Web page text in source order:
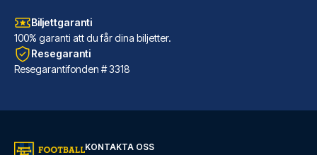
Biljettgaranti
100% garanti att du får dina biljetter.
Resegaranti
Resegarantifonden # 3318
KONTAKTA OSS